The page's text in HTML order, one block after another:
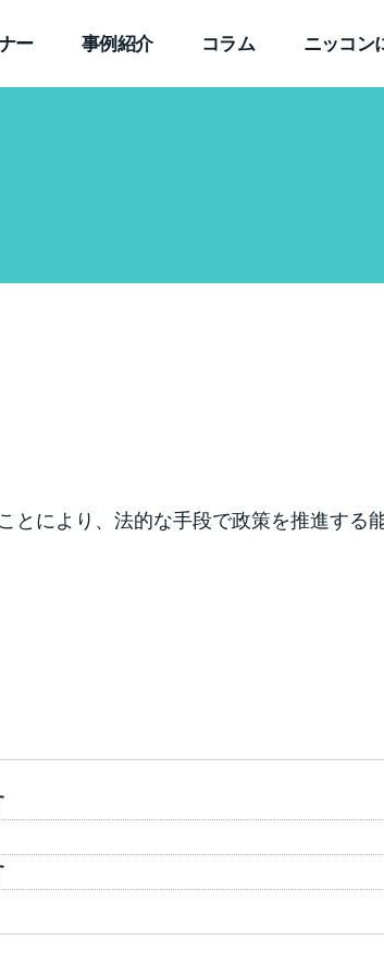
ー 事例紹介 コラム ニッコン
により、法的な手段で政策を推進する